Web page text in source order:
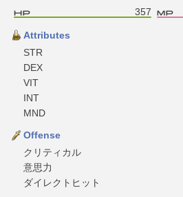
357
Attributes
STR
DEX
VIT
INT
MND
Offense
クリティカル
意思力
ダイレクトヒット